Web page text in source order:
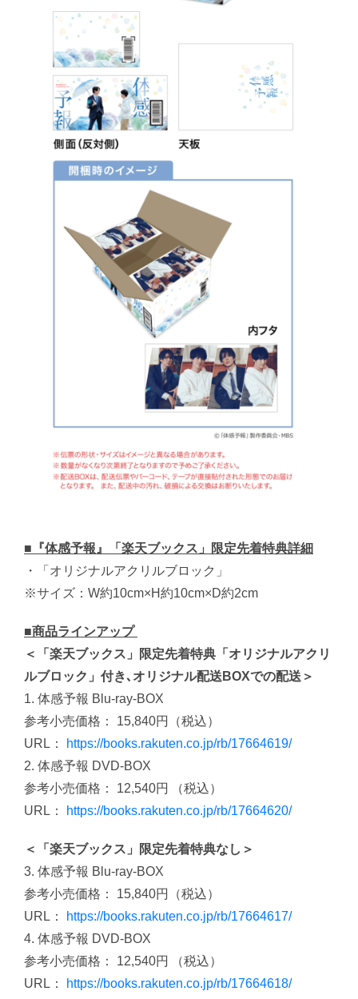
■『体感予報』「楽天ブックス」限定先着特典詳細
・「オリジナルアクリルブロック」
※サイズ：W約10cm×H約10cm×D約2cm
■商品ラインアップ
＜「楽天ブックス」限定先着特典「オリジナルアクリ
ルブロック」付き､オリジナル配送BOXでの配送＞
1. 体感予報 Blu-ray-BOX
参考小売価格： 15,840円（税込）
URL：
https://books.rakuten.co.jp/rb/17664619/
2. 体感予報 DVD-BOX
参考小売価格： 12,540円 （税込）
URL：
https://books.rakuten.co.jp/rb/17664620/
＜「楽天ブックス」限定先着特典なし＞
3. 体感予報 Blu-ray-BOX
参考小売価格： 15,840円（税込）
URL：
https://books.rakuten.co.jp/rb/17664617/
4. 体感予報 DVD-BOX
参考小売価格： 12,540円 （税込）
URL：
https://books.rakuten.co.jp/rb/17664618/